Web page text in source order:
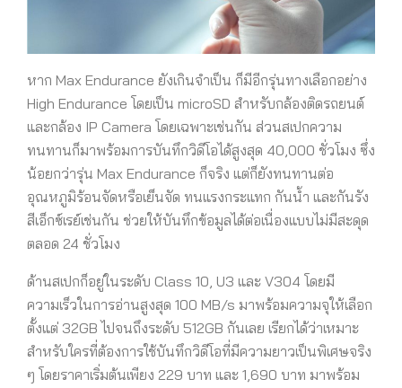
หาก Max Endurance ยังเกินจำเป็น ก็มีอีกรุ่นทางเลือกอย่าง
High Endurance โดยเป็น microSD สำหรับกล้องติดรถยนต์
และกล้อง IP Camera โดยเฉพาะเช่นกัน ส่วนสเปกความ
ทนทานก็มาพร้อมการบันทึกวิดีโอได้สูงสุด 40,000 ชั่วโมง ซึ่ง
น้อยกว่ารุ่น Max Endurance ก็จริง แต่ก็ยังทนทานต่อ
อุณหภูมิร้อนจัดหรือเย็นจัด ทนแรงกระแทก กันน้ำ และกันรัง
สีเอ็กซ์เรย์เช่นกัน ช่วยให้บันทึกข้อมูลได้ต่อเนื่องแบบไม่มีสะดุด
ตลอด 24 ชั่วโมง
ด้านสเปกก็อยู่ในระดับ Class 10, U3 และ V304 โดยมี
ความเร็วในการอ่านสูงสุด 100 MB/s มาพร้อมความจุให้เลือก
ตั้งแต่ 32GB ไปจนถึงระดับ 512GB กันเลย เรียกได้ว่าเหมาะ
สำหรับใครที่ต้องการใช้บันทึกวิดีโอที่มีความยาวเป็นพิเศษจริง
ๆ โดยราคาเริ่มต้นเพียง 229 บาท และ 1,690 บาท มาพร้อม